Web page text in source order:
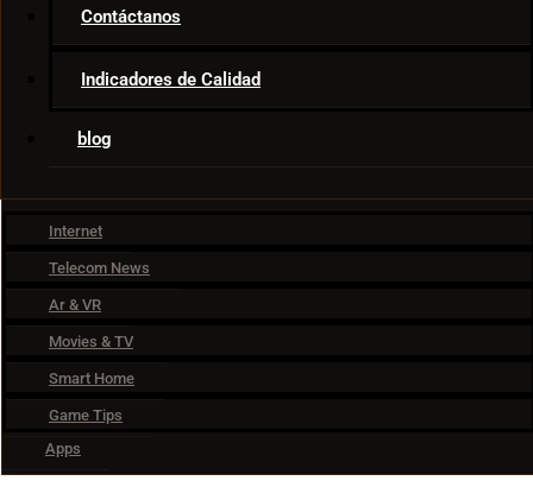
Contáctanos
Indicadores de Calidad
blog
Internet
Telecom News
Ar & VR
Movies & TV
Smart Home
Game Tips
Apps